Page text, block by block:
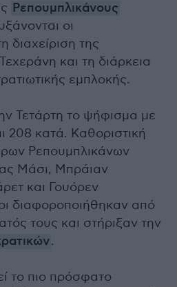
Ρεπουμπλικάνους
οι
διαχείριση της
και τη διάρκεια
εμπλοκής.
Τετάρτη το ψήφισμα με
208 κατά. Καθοριστική
Ρεπουμπλικάνων
Μάσι, Μπράιαν
και Γουόρεν
διαφοροποιήθηκαν από
τους και στήριξαν την
.
το πιο πρόσφατο